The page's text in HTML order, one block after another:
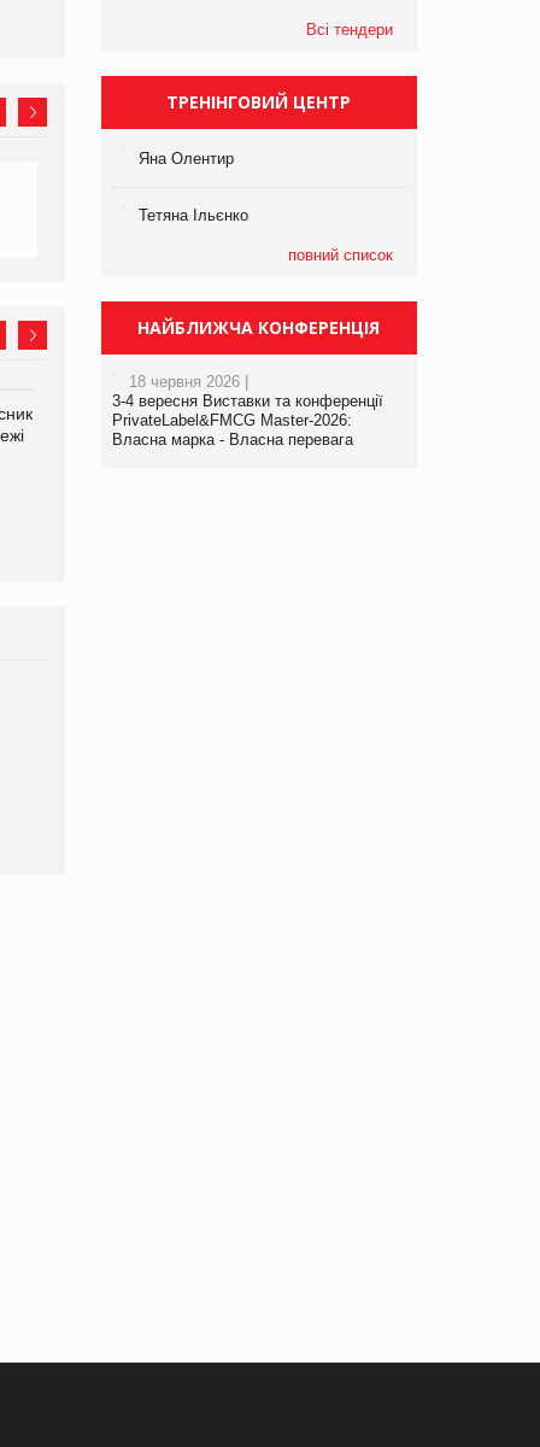
Олексій Логачов-Михайлов
Файно маркет Директор
Яна Сараніна, директор
компанії «УкраМарин»
Всі тендери
ТРЕНІНГОВИЙ ЦЕНТР
Яна Олентир
Тетяна Ільєнко
повний список
НАЙБЛИЖЧА КОНФЕРЕНЦІЯ
18 червня 2026 |
3-4 вересня Виставки та конференції
PrivateLabel&FMCG Master-2026:
Власна марка - Власна перевага